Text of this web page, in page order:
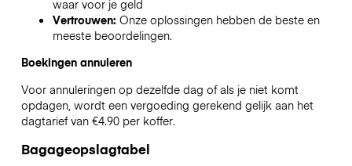
waar voor je geld
Vertrouwen: Onze oplossingen hebben de beste en
meeste beoordelingen.
Boekingen annuleren
Voor annuleringen op dezelfde dag of als je niet komt
opdagen, wordt een vergoeding gerekend gelijk aan het
dagtarief van €4.90 per koffer.
Bagageopslagtabel